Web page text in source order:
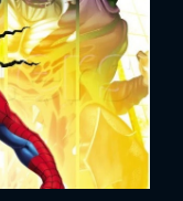
GOOGLE